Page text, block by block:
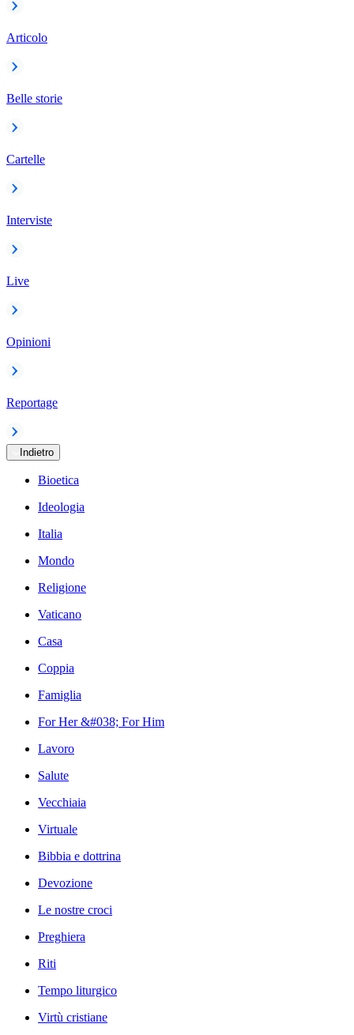
Articolo
Belle storie
Cartelle
Interviste
Live
Opinioni
Reportage
Indietro
Bioetica
Ideologia
Italia
Mondo
Religione
Vaticano
Casa
Coppia
Famiglia
For Her &#038; For Him
Lavoro
Salute
Vecchiaia
Virtuale
Bibbia e dottrina
Devozione
Le nostre croci
Preghiera
Riti
Tempo liturgico
Virtù cristiane